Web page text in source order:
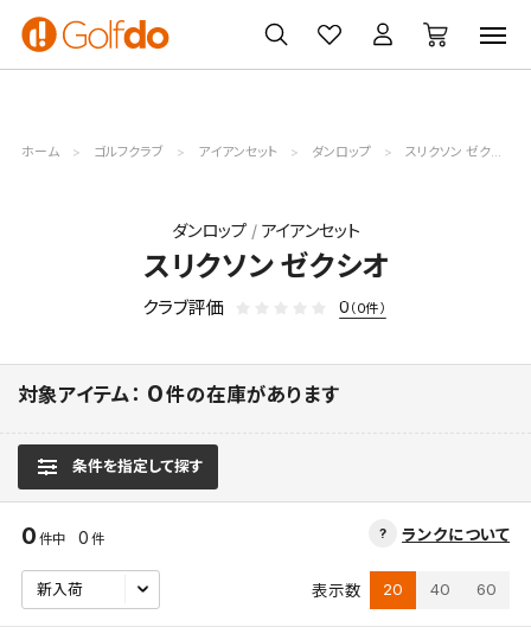
ゴルフ
クラブ
ゴルフ用品
買取
無料査定
クーポン
一覧
ホーム ゴルフクラブ アイアンセット ダンロップ スリクソン ゼクシオ
ダンロップ アイアンセット
スリクソン ゼクシオ
クラブ評価 0 （0件）
対象アイテム： 0件の在庫があります
条件を指定して探す
ランクについて
0 件中 0 件
表示数 20 40 60